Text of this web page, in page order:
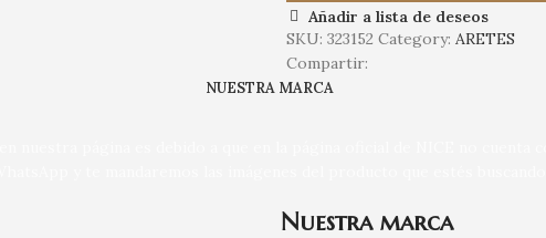
Añadir a lista de deseos
SKU: 323152 Category: ARETES
Compartir:
NUESTRA MARCA
Nuestra marca